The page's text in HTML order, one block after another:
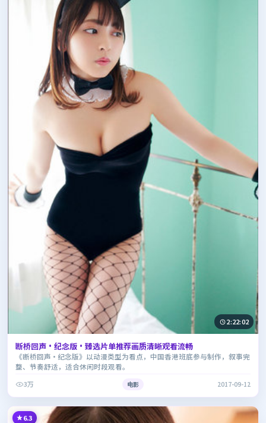
2:22:02
断桥回声·纪念版·臻选片单推荐画质清晰观看流畅
《断桥回声·纪念版》以动漫类型为看点，中国香港班底参与制作，叙事完
整、节奏舒适，适合休闲时段观看。
3万
电影 2017-09-12
6.3